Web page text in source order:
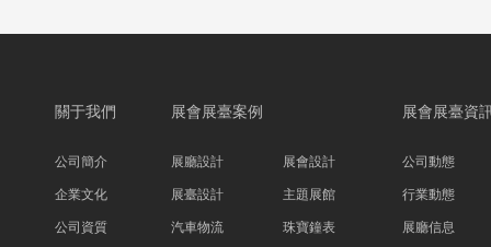
關于我們
公司簡介
企業文化
公司資質
展會展臺案例
展廳設計
展會設計
展臺設計
主題展館
汽車物流
珠寶鐘表
展會展臺資
公司動態
行業動態
展廳信息